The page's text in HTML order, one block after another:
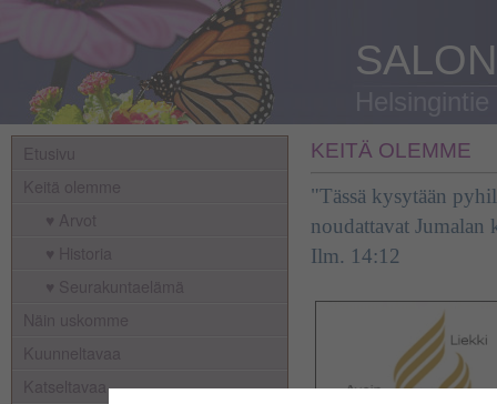
KEITÄ OLEMME
"Tässä kysytään
noudattavat Jumalan
Ilm. 14:12